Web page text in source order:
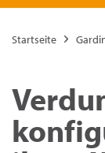
Startseite